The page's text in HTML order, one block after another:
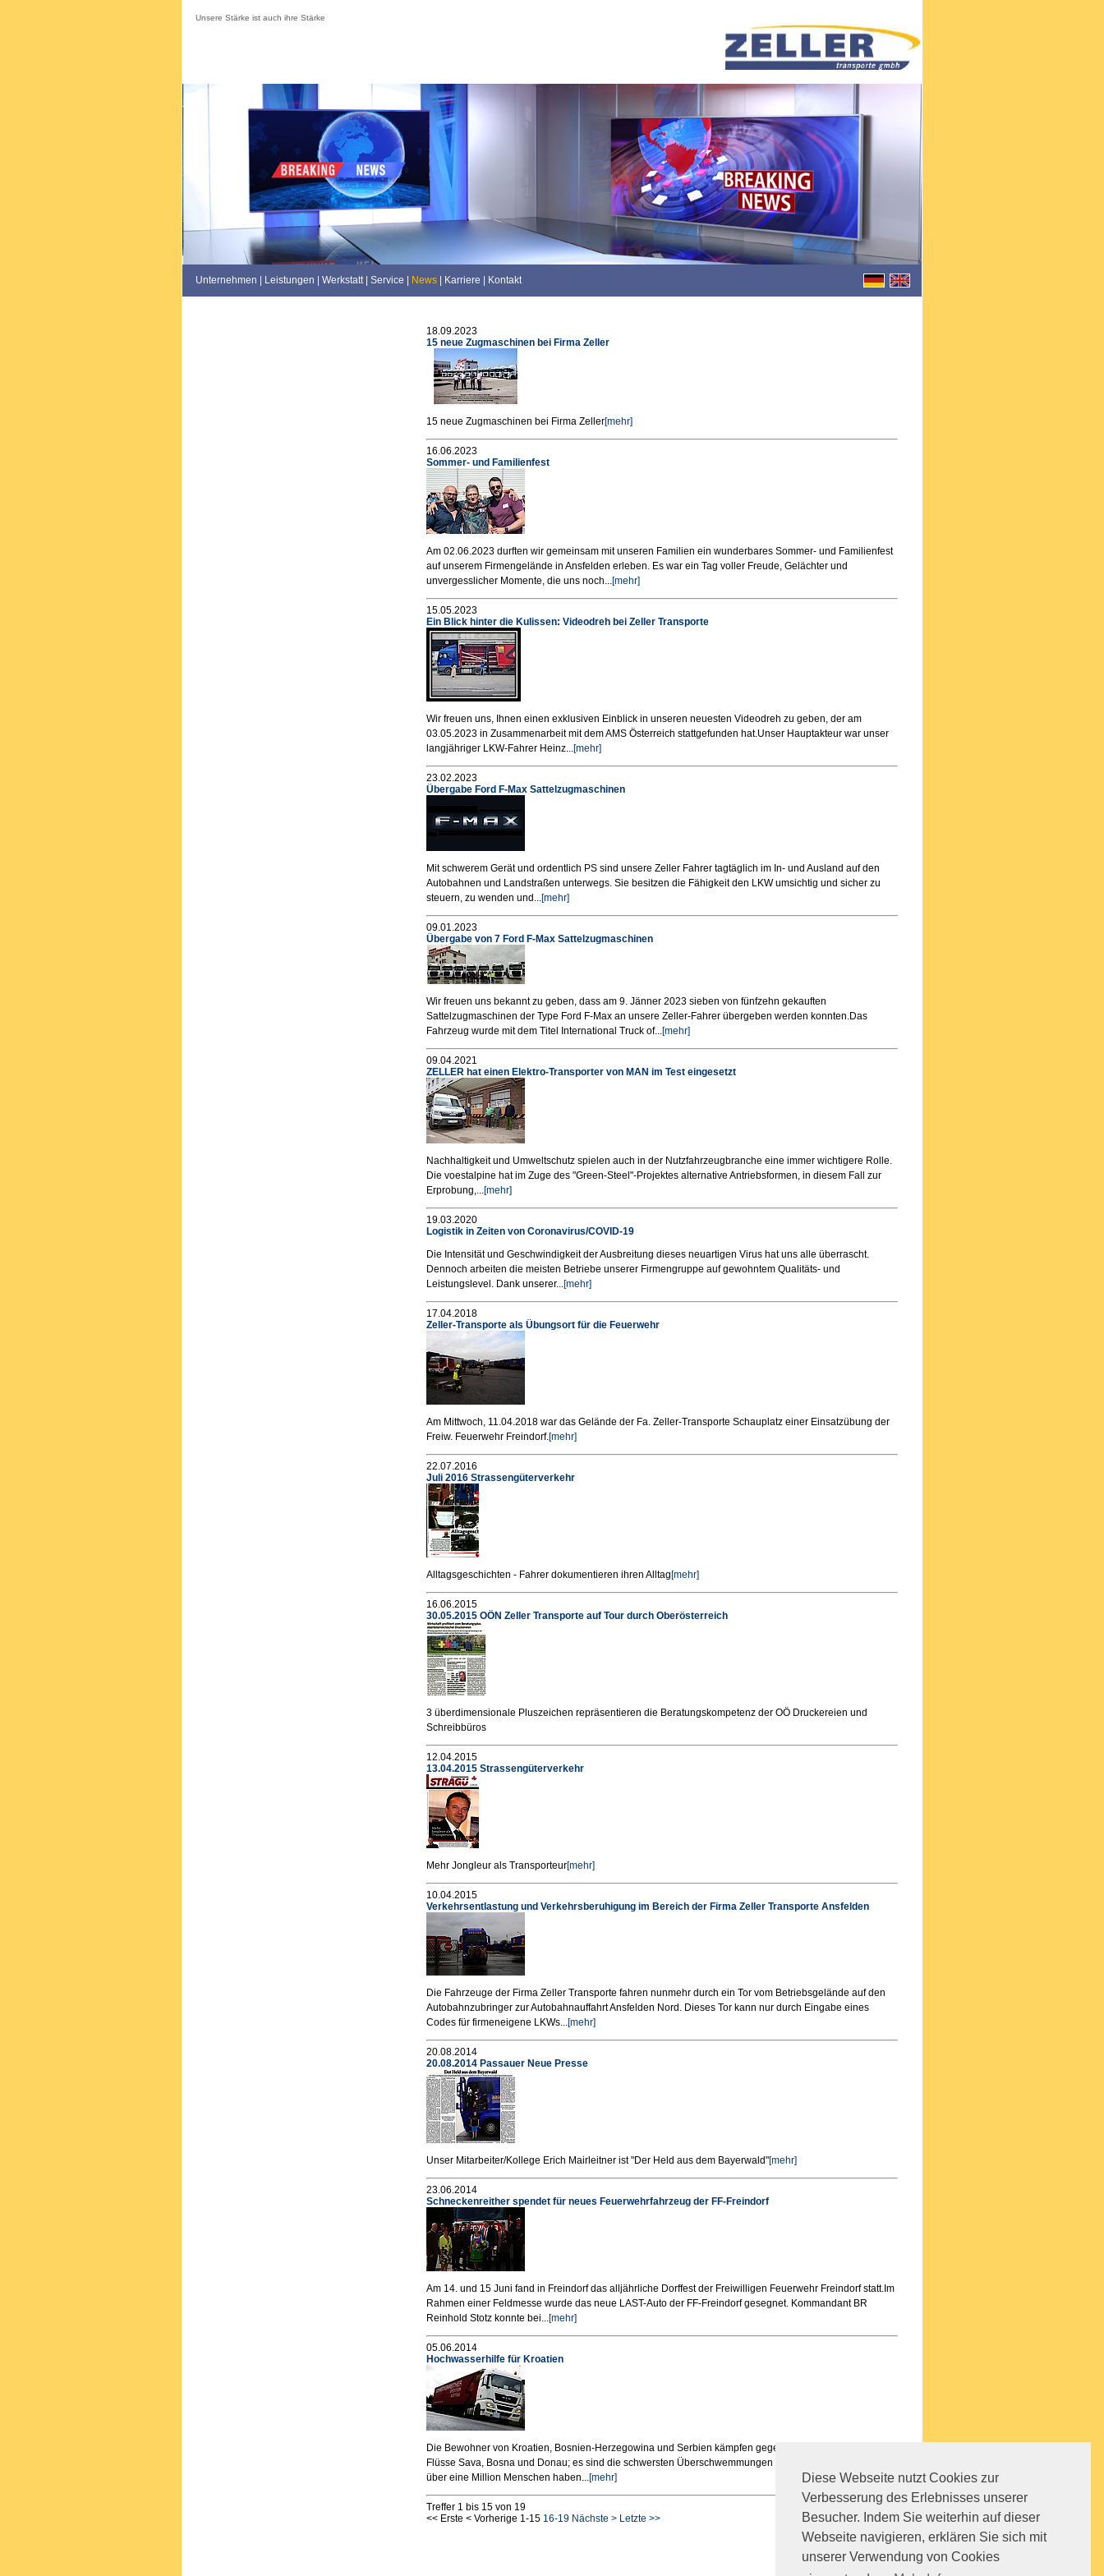
Diese Webseite nutzt Cookies zur
Verbesserung des Erlebnisses unserer
Besucher. Indem Sie weiterhin auf dieser
Webseite navigieren, erklären Sie sich mit
unserer Verwendung von Cookies
Unsere Stärke ist auch ihre Stärke
Unternehmen Leistungen Werkstatt| Service News Karriere Kontakt
18.09.2023
15 neue Zugmaschinen bei Firma Zeller
15 neue Zugmaschinen bei Firma Zeller[mehr]
16.06.2023
Sommer- und Familienfest
Am 02.06.2023 durften wir gemeinsam mit unseren Familien ein wunderbares Sommer- und Familienfest
auf unserem Firmengelände in Ansfelden erleben. Es war ein Tag voller Freude, Gelächter und
unvergesslicher Momente, die uns noch...[mehr]
15.05.2023
Ein Blick hinter die Kulissen: Videodreh bei Zeller Transporte
Wir freuen uns, Ihnen einen exklusiven Einblick in unseren neuesten Videodreh zu geben, der am
03.05.2023 in Zusammenarbeit mit dem AMS Österreich stattgefunden hat.Unser Hauptakteur war unser
langjähriger LKW-Fahrer Heinz...[mehr]
23.02.2023
Übergabe Ford F-Max Sattelzugmaschinen
Mit schwerem Gerät und ordentlich PS sind unsere Zeller Fahrer tagtäglich im In- und Ausland auf den
Autobahnen und Landstraßen unterwegs. Sie besitzen die Fähigkeit den LKW umsichtig und sicher zu
steuern, zu wenden und...[mehr]
09.01.2023
Übergabe von 7 Ford F-Max Sattelzugmaschinen
Wir freuen uns bekannt zu geben, dass am 9. Jänner 2023 sieben von fünfzehn gekauften
Sattelzugmaschinen der Type Ford F-Max an unsere Zeller-Fahrer übergeben werden konnten.Das
Fahrzeug wurde mit dem Titel International Truck of...[mehr]
09.04.2021
ZELLER hat einen Elektro-Transporter von MAN im Test eingesetzt
Nachhaltigkeit und Umweltschutz spielen auch in der Nutzfahrzeugbranche eine immer wichtigere Rolle.
Die voestalpine hat im Zuge des "Green-Steel"-Projektes alternative Antriebsformen, in diesem Fall zur
Erprobung,...[mehr]
19.03.2020
Logistik in Zeiten von Coronavirus/COVID-19
Die Intensität und Geschwindigkeit der Ausbreitung dieses neuartigen Virus hat uns alle überrascht.
Dennoch arbeiten die meisten Betriebe unserer Firmengruppe auf gewohntem Qualitäts- und
Leistungslevel. Dank unserer...[mehr]
17.04.2018
Zeller-Transporte als Übungsort für die Feuerwehr
Am Mittwoch, 11.04.2018 war das Gelände der Fa. Zeller-Transporte Schauplatz einer Einsatzübung der
Freiw. Feuerwehr Freindorf.[mehr]
22.07.2016
Juli 2016 Strassengüterverkehr
Alltagsgeschichten - Fahrer dokumentieren ihren Alltag[mehr]
16.06.2015
30.05.2015 OÖN Zeller Transporte auf Tour durch Oberösterreich
3 überdimensionale Pluszeichen repräsentieren die Beratungskompetenz der OÖ Druckereien und
Schreibbüros
12.04.2015
13.04.2015 Strassengüterverkehr
Mehr Jongleur als Transporteur[mehr]
10.04.2015
Verkehrsentlastung und Verkehrsberuhigung im Bereich der Firma Zeller Transporte Ansfelden
Die Fahrzeuge der Firma Zeller Transporte fahren nunmehr durch ein Tor vom Betriebsgelände auf den
Autobahnzubringer zur Autobahnauffahrt Ansfelden Nord. Dieses Tor kann nur durch Eingabe eines
Codes für firmeneigene LKWs...[mehr]
20.08.2014
20.08.2014 Passauer Neue Presse
Unser Mitarbeiter/Kollege Erich Mairleitner ist "Der Held aus dem Bayerwald"[mehr]
23.06.2014
Schneckenreither spendet für neues Feuerwehrfahrzeug der FF-Freindorf
Am 14. und 15 Juni fand in Freindorf das alljährliche Dorffest der Freiwilligen Feuerwehr Freindorf statt.Im
Rahmen einer Feldmesse wurde das neue LAST-Auto der FF-Freindorf gesegnet. Kommandant BR
Reinhold Stotz konnte bei...[mehr]
05.06.2014
Hochwasserhilfe für Kroatien
Die Bewohner von Kroatien, Bosnien-Herzegowina und Serbien kämpfen gegen die Wassermassen der
Flüsse Sava, Bosna und Donau; es sind die schwersten Überschwemmungen seit über 100 Jahren. Weit
über eine Million Menschen haben...[mehr]
Treffer 1 bis 15 von 19
<< Erste < Vorherige 1-15 16-19 Nächste > Letzte >>